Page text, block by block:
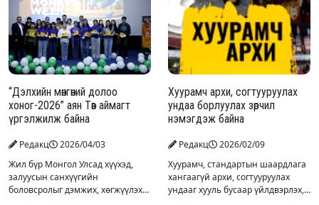
“Дэлхийн мөнгөний долоо
хоног-2026” аян Төв аймагт
үргэлжилж байна
Редакц
2026/04/03
Жил бүр Монгол Улсад хүүхэд,
залуусын санхүүгийн
боловсролыг дэмжих, хөгжүүлэх
Хуурамч архи, согтууруулах
ундаа борлуулах зөрчил
нэмэгдэж байна
Редакц
2026/02/09
Хуурамч, стандартын шаардлага
хангаагүй архи, согтууруулах
ундааг хууль бусаар үйлдвэрлэх,